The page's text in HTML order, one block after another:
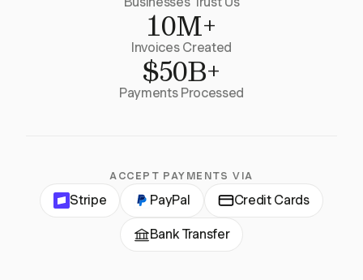
10M+
Invoices Created
$50B+
Payments Processed
ACCEPT PAYMENTS VIA
Stripe PayPal Credit Cards
Bank Transfer